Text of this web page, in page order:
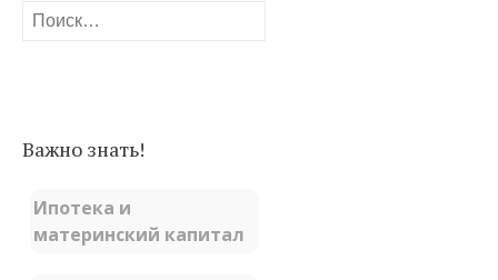
Найти:
Важно знать!
Ипотека и
материнский капитал